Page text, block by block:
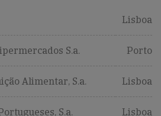
Lisboa
S.a. Porto
Alimentar, S.a. Lisboa
S.a. Lisboa